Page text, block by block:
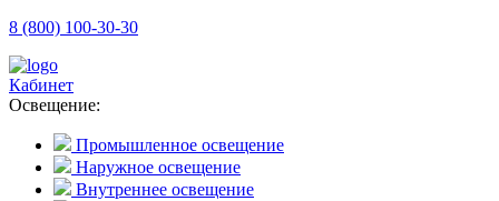
8 (800) 100-30-30
Кабинет
Освещение:
Промышленное освещение
Наружное освещение
Внутреннее освещение